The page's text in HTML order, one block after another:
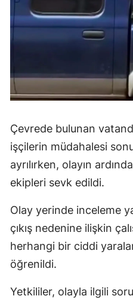
Çevrede bulunan
işçilerin müdahalesi
ayrılırken, olayın
ekipleri sevk edildi.
Olay yerinde inceleme
çıkış nedenine ilişkin
herhangi bir ciddi
öğrenildi.
Yetkililer, olayla ilgili